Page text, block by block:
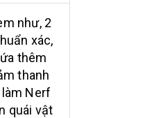
như, 2
xác,
thêm
thanh
Nerf
quái vật